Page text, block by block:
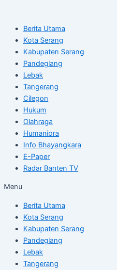
contentBerita Utama
Kota Serang
Kabupaten Serang
Pandeglang
Lebak
Tangerang
Cilegon
Hukum
Olahraga
Humaniora
Info Bhayangkara
E-Paper
Radar Banten TV
Menu
Berita Utama
Kota Serang
Kabupaten Serang
Pandeglang
Lebak
Tangerang